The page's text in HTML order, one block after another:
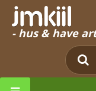
- hus & have